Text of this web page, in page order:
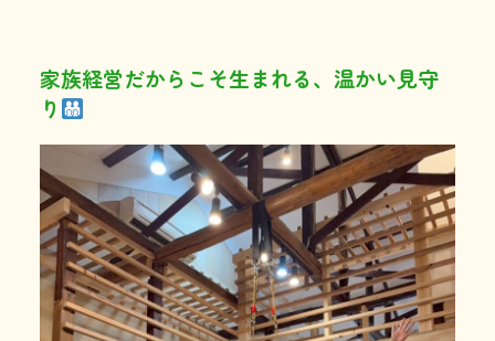
家族経営だからこそ生まれる、温かい見守
り